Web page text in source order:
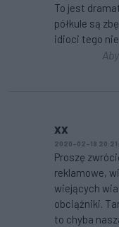
To jest
półkule są
idioci tego
xx
2020-02-18
Proszę
reklamowe,
wiejących
obciążniki.
to chyba